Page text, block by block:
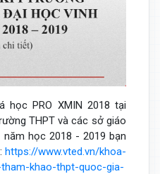
PRO XMIN 2018 tại
THPT và các sở giáo
học 2018 - 2019 bạn
https://www.vted.vn/khoa-
khao-thpt-quoc-gia-